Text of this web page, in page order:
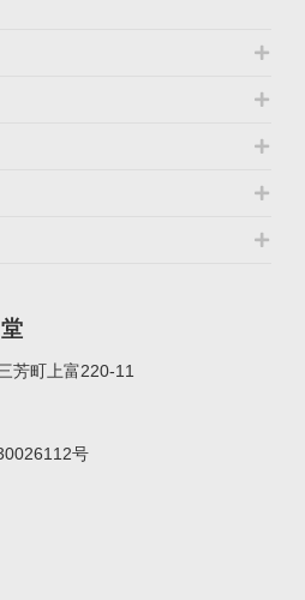
芳町上富220-11
号